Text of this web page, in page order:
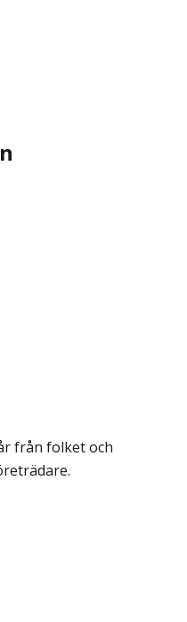
från folket och